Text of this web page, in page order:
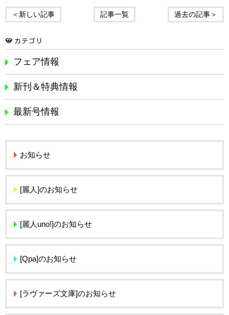
＜新しい記事 過去の記事＞
記事一覧
フェア情報
新刊＆特典情報
最新号情報
お知らせ
[麗人]のお知らせ
[麗人uno!]のお知らせ
[Qpa]のお知らせ
[ラヴァーズ文庫]のお知らせ